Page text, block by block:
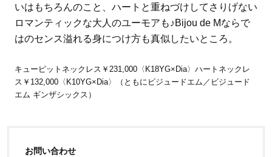
いはもちろんのこと、ハートと重ねづけしてさりげない
ロマンティックな大人のユーモアも♪Bijou de Mならで
はのセンス溢れる身につけ方も真似したいところ。
キューピットネックレス￥231,000〈K18YG×Dia〉ハートネックレ
ス￥132,000〈K10YG×Dia〉（ともにビジュードエム／ビジュード
エム ギンザシックス）
お問い合わせ